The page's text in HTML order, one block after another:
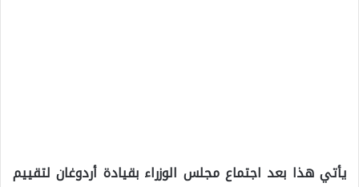
يأتي هذا بعد اجتماع مجلس الوزراء بقيادة أردوغان لتقييم